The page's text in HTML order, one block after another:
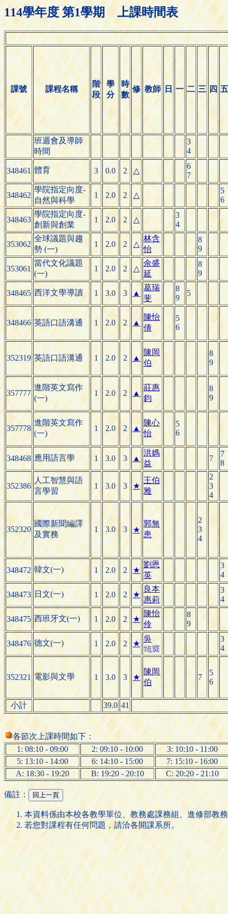
114學年度 第1學期 上課時間表
課號 課程名稱
階
段
學
分
時
數
修 教師 日 一 二 三 四 五
班週會及導師
時間
3
4
348461 體育 3 0.0 2 △
6
7
348462
學院指定向度-
自然與科學
1 2.0 2 △
5
6
348463
學院指定向度-
創新與創業
1 2.0 2 △
3
4
353062
全球議題與趨
勢 (一)
1 2.0 2 △
林含
怡
8
9
353061
當代文化議題
(一)
1 2.0 2 △
余盛
延
8
9
348465 西洋文學導讀 1 3.0 3 ▲
葛瑞
斐
8
9
5
348466 英語口語溝通 1 2.0 2 ▲
陳怡
倩
5
6
352319 英語口語溝通 1 2.0 2 ▲
陳岡
伯
8
9
357777
進階英文寫作
(一)
1 2.0 2 ▲
莊惠
鈞
8
9
357778
進階英文寫作
(一)
1 2.0 2 ▲
陳心
怡
5
6
348468 應用語言學 1 3.0 3 ▲
洪媽
益
7
7
8
352386
人工智慧與語
言學習
1 3.0 3 ★
王伯
雅
2
3
4
352320
國際新聞編譯
及實務
1 3.0 3 ★
郭無
患
2
3
4
348472 韓文(一) 1 2.0 2 ★
劉恩
英
3
4
348473 日文(一) 1 2.0 2 ★
良本
惠莉
3
4
348475 西班牙文(一) 1 2.0 2 ★
陳怡
伶
8
9
348476 德文(一) 1 2.0 2 ★ 吳

3
4
352321 電影與文學 1 3.0 3 ★
陳岡
伯
7
5
6
小計 39.0 41
各節次上課時間如下：
1: 08:10 - 09:00
2: 09:10 - 10:00
3: 10:10 - 11:00
5: 13:10 - 14:00
6: 14:10 - 15:00
7: 15:10 - 16:00
A: 18:30 - 19:20
B: 19:20 - 20:10 C: 20:20 - 21:10
備註：
本資料係由本校各教學單位、教務處課務組、進修部教
若您對課程有任何問題，請洽各開課系所。